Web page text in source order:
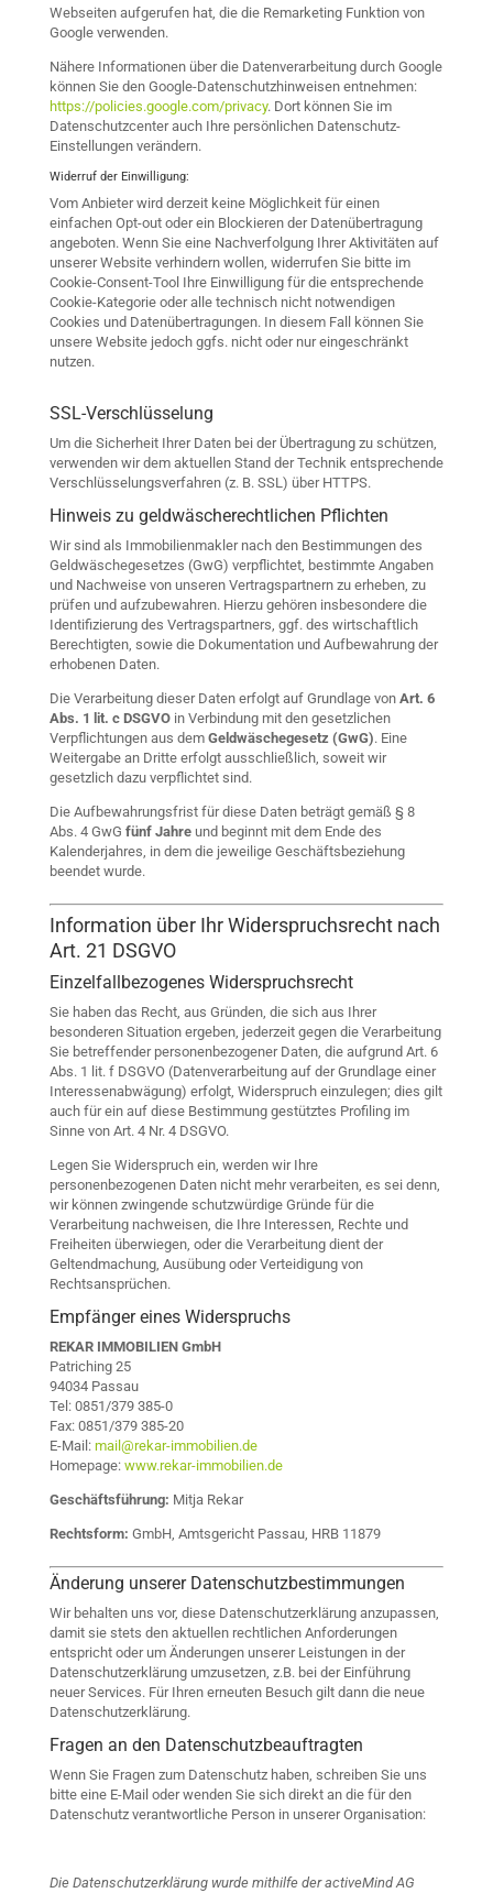
Webseiten aufgerufen hat, die die Remarketing Funktion von
Google verwenden.
Nähere Informationen über die Datenverarbeitung durch Google
können Sie den Google-Datenschutzhinweisen entnehmen:
https://policies.google.com/privacy. Dort können Sie im
Datenschutzcenter auch Ihre persönlichen Datenschutz-
Einstellungen verändern.
Widerruf der Einwilligung:
Vom Anbieter wird derzeit keine Möglichkeit für einen
einfachen Opt-out oder ein Blockieren der Datenübertragung
angeboten. Wenn Sie eine Nachverfolgung Ihrer Aktivitäten auf
unserer Website verhindern wollen, widerrufen Sie bitte im
Cookie-Consent-Tool Ihre Einwilligung für die entsprechende
Cookie-Kategorie oder alle technisch nicht notwendigen
Cookies und Datenübertragungen. In diesem Fall können Sie
unsere Website jedoch ggfs. nicht oder nur eingeschränkt
nutzen.
SSL-Verschlüsselung
Um die Sicherheit Ihrer Daten bei der Übertragung zu schützen,
verwenden wir dem aktuellen Stand der Technik entsprechende
Verschlüsselungsverfahren (z. B. SSL) über HTTPS.
Hinweis zu geldwäscherechtlichen Pflichten
Wir sind als Immobilienmakler nach den Bestimmungen des
Geldwäschegesetzes (GwG) verpflichtet, bestimmte Angaben
und Nachweise von unseren Vertragspartnern zu erheben, zu
prüfen und aufzubewahren. Hierzu gehören insbesondere die
Identifizierung des Vertragspartners, ggf. des wirtschaftlich
Berechtigten, sowie die Dokumentation und Aufbewahrung der
erhobenen Daten.
Die Verarbeitung dieser Daten erfolgt auf Grundlage von Art. 6
Abs. 1 lit. c DSGVOin Verbindung mit den gesetzlichen
Verpflichtungen aus dem Geldwäschegesetz (GwG). Eine
Weitergabe an Dritte erfolgt ausschließlich, soweit wir
gesetzlich dazu verpflichtet sind.
Die Aufbewahrungsfrist für diese Daten beträgt gemäß § 8
Abs. 4 GwG fünf Jahreund beginnt mit dem Ende des
Kalenderjahres, in dem die jeweilige Geschäftsbeziehung
beendet wurde.
Information über Ihr Widerspruchsrecht nach
Art. 21 DSGVO
Einzelfallbezogenes Widerspruchsrecht
Sie haben das Recht, aus Gründen, die sich aus Ihrer
besonderen Situation ergeben, jederzeit gegen die Verarbeitung
Sie betreffender personenbezogener Daten, die aufgrund Art. 6
Abs. 1 lit. f DSGVO (Datenverarbeitung auf der Grundlage einer
Interessenabwägung) erfolgt, Widerspruch einzulegen; dies gilt
auch für ein auf diese Bestimmung gestütztes Profiling im
Sinne von Art. 4 Nr. 4 DSGVO.
Legen Sie Widerspruch ein, werden wir Ihre
personenbezogenen Daten nicht mehr verarbeiten, es sei denn,
wir können zwingende schutzwürdige Gründe für die
Verarbeitung nachweisen, die Ihre Interessen, Rechte und
Freiheiten überwiegen, oder die Verarbeitung dient der
Geltendmachung, Ausübung oder Verteidigung von
Rechtsansprüchen.
Empfänger eines Widerspruchs
REKAR IMMOBILIEN GmbH
Patriching 25
94034 Passau
Tel: 0851/379 385-0
Fax: 0851/379 385-20
E-Mail: mail@rekar-immobilien.de
Homepage: www.rekar-immobilien.de
Geschäftsführung: Mitja Rekar
Rechtsform: GmbH, Amtsgericht Passau, HRB 11879
Änderung unserer Datenschutzbestimmungen
Wir behalten uns vor, diese Datenschutzerklärung anzupassen,
damit sie stets den aktuellen rechtlichen Anforderungen
entspricht oder um Änderungen unserer Leistungen in der
Datenschutzerklärung umzusetzen, z.B. bei der Einführung
neuer Services. Für Ihren erneuten Besuch gilt dann die neue
Datenschutzerklärung.
Fragen an den Datenschutzbeauftragten
Wenn Sie Fragen zum Datenschutz haben, schreiben Sie uns
bitte eine E-Mail oder wenden Sie sich direkt an die für den
Datenschutz verantwortliche Person in unserer Organisation:
Die Datenschutzerklärung wurde mithilfe der activeMind AG